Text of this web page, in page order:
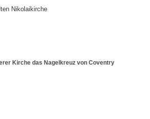
Nikolaikirche
Kirche das Nagelkreuz von Coventry